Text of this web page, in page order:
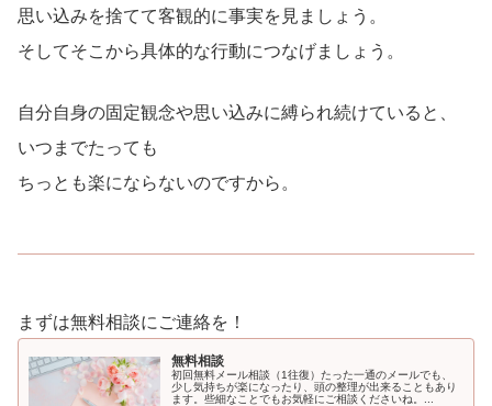
思い込みを捨てて客観的に事実を見ましょう。
そしてそこから具体的な行動につなげましょう。
自分自身の固定観念や思い込みに縛られ続けていると、
いつまでたっても
ちっとも楽にならないのですから。
まずは無料相談にご連絡を！
無料相談
初回無料メール相談（1往復）たった一通のメールでも、
少し気持ちが楽になったり、頭の整理が出来ることもあり
ます。些細なことでもお気軽にご相談くださいね。...